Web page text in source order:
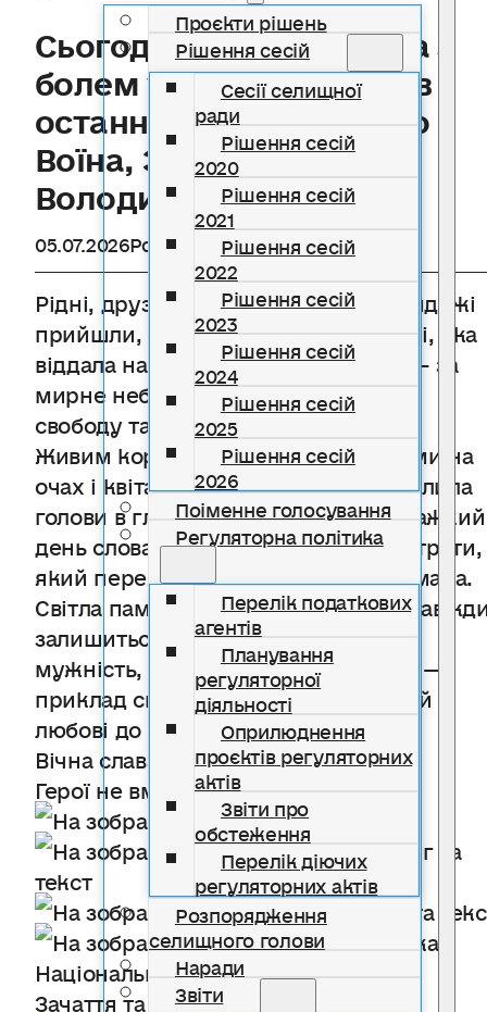
Проєкти рішень
Рішення сесій
Сесії селищної
ради
Рішення сесій
2020
Рішення сесій
2021
Рішення сесій
2022
Рішення сесій
2023
Рішення сесій
2024
Рішення сесій
2025
Рішення сесій
2026
Поіменне голосування
Регуляторна політика
Перелік податкових
агентів
Планування
регуляторної
діяльності
Оприлюднення
проєктів регуляторних
актів
Звіти про
обстеження
Перелік діючих
регуляторних актів
Розпорядження
селищного голови
Наради
Звіти
Сьогодні село Яблунька з
болем у серці провело в
останню путь мужнього
Воїна, Захисника —
Володимира Винника
05.07.2026РозділНовини
Рідні, друзі, побратими та всі небайдужі
прийшли, щоб віддати шану людині, яка
віддала найдорожче — своє життя — за
мирне небо над Україною, за нашу
свободу та майбутнє.
Живим коридором шани, зі сльозами на
очах і квітами в руках, громада схилила
голови в глибокій скорботі. У цей важкий
день слова безсилі передати біль втрати,
який переживає родина та вся громада.
Світла пам’ять про Володимира
залишиться в наших серцях. Його
мужність, відвага та самопожертва —
приклад справжнього патріотизму й
любові до Батьківщини.
Вічна слава Герою.
Герої не вмирають.